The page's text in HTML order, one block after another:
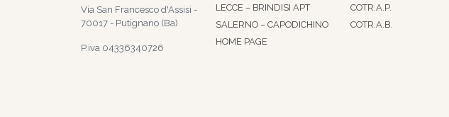
Via San Francesco d'Assisi -
70017 - Putignano (Ba)
P.iva 04336340726
LECCE – BRINDISI APT
SALERNO – CAPODICHINO
HOME PAGE
COTR.A.P.
COTR.A.B.